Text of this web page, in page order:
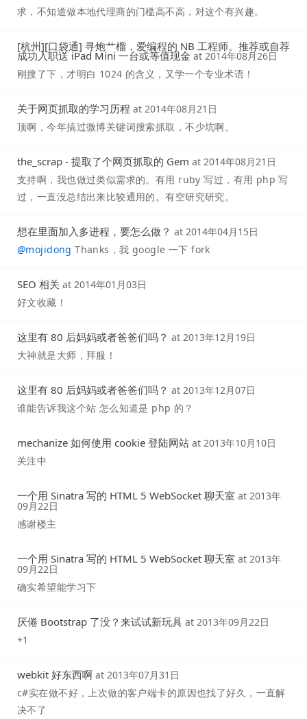
求，不知道做本地代理商的门槛高不高，对这个有兴趣。
[杭州][口袋通] 寻炮艹榴，爱编程的 NB 工程师。推荐或自荐
成功入职送 iPad Mini 一台或等值现金 at 2014年08月26日
刚搜了下，才明白 1024 的含义，又学一个专业术语！
关于网页抓取的学习历程 at 2014年08月21日
顶啊，今年搞过微博关键词搜索抓取，不少坑啊。
the_scrap - 提取了个网页抓取的 Gem at 2014年08月21日
支持啊，我也做过类似需求的。有用 ruby 写过，有用 php 写
过，一直没总结出来比较通用的。有空研究研究。
想在里面加入多进程，要怎么做？ at 2014年04月15日
@mojidong Thanks，我 google 一下 fork
SEO 相关 at 2014年01月03日
好文收藏！
这里有 80 后妈妈或者爸爸们吗？ at 2013年12月19日
大神就是大师，拜服！
这里有 80 后妈妈或者爸爸们吗？ at 2013年12月07日
谁能告诉我这个站 怎么知道是 php 的？
mechanize 如何使用 cookie 登陆网站 at 2013年10月10日
关注中
一个用 Sinatra 写的 HTML 5 WebSocket 聊天室 at 2013年
09月22日
感谢楼主
一个用 Sinatra 写的 HTML 5 WebSocket 聊天室 at 2013年
09月22日
确实希望能学习下
厌倦 Bootstrap 了没？来试试新玩具 at 2013年09月22日
+1
webkit 好东西啊 at 2013年07月31日
c#实在做不好，上次做的客户端卡的原因也找了好久，一直解
决不了